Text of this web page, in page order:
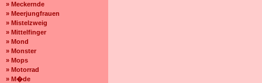
» Meckernde
» Meerjungfrauen
» Mistelzweig
» Mittelfinger
» Mond
» Monster
» Mops
» Motorrad
» M�de